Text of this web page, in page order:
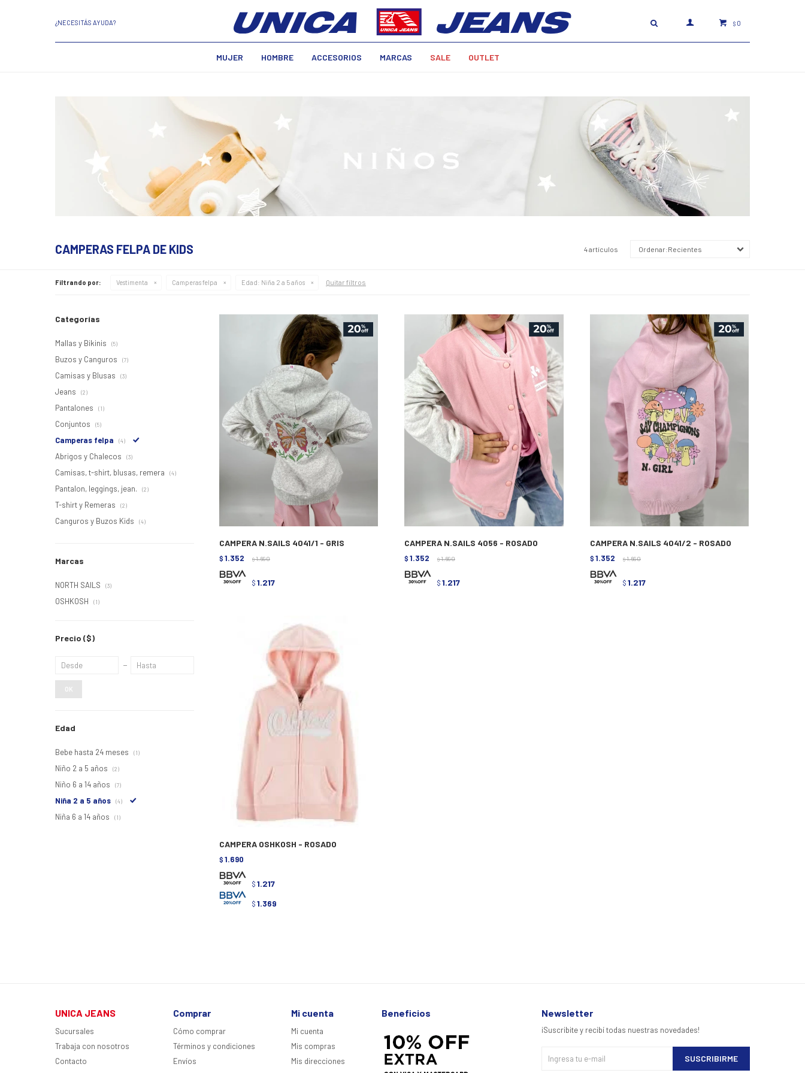
MUJER HOMBRE ACCESORIOS MARCAS SALE OUTLET
$ 0
¿NECESITÁS AYUDA?
CAMPERAS FELPA DE KIDS 4 artículos Recientes
Filtrando por: Vestimenta Camperas felpa Edad: Niña 2 a 5 años Quitar filtros
CAMPERA N.SAILS 4041/1 - GRIS
$ 1.352 $ 1.690
$ 1.217
CAMPERA N.SAILS 4056 - ROSADO
$ 1.352 $ 1.690
$ 1.217
CAMPERA N.SAILS 4041/2 - ROSADO
$ 1.352 $ 1.690
$ 1.217
CAMPERA OSHKOSH - ROSADO
$ 1.690
$ 1.217
$ 1.369
Categorías
Mallas y Bikinis (5)
Buzos y Canguros (7)
Camisas y Blusas (3)
Jeans (2)
Pantalones (1)
Conjuntos (5)
Camperas felpa (4)
Abrigos y Chalecos (3)
Camisas, t-shirt, blusas, remera (4)
Pantalon, leggings, jean. (2)
T-shirt y Remeras (2)
Canguros y Buzos Kids (4)
Marcas
NORTH SAILS (3)
OSHKOSH (1)
Precio ($)
OK
Edad
Bebe hasta 24 meses (1)
Niño 2 a 5 años (2)
Niño 6 a 14 años (7)
Niña 2 a 5 años (4)
Niña 6 a 14 años (1)
UNICA JEANS
Sucursales
Trabaja con nosotros
Contacto
Comprar
Cómo comprar
Términos y condiciones
Envíos
Mi cuenta
Mi cuenta
Mis compras
Mis direcciones
Beneficios Newsletter
¡Suscribite y recibí todas nuestras novedades!
SUSCRIBIRME